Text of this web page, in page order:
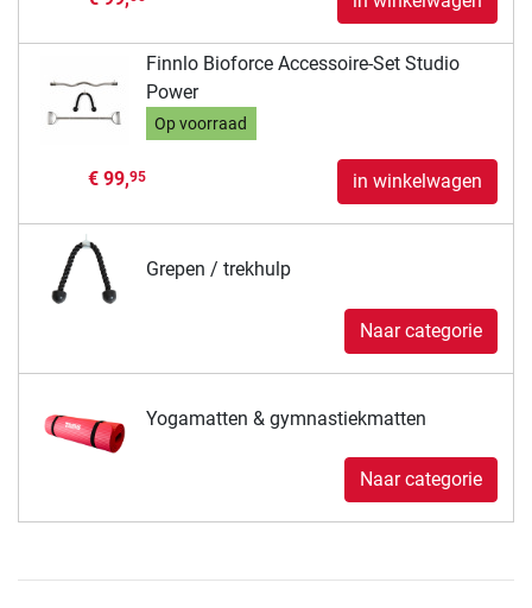
Finnlo Bioforce Accessoire-Set Studio
Power
Op voorraad
€ 99,95 in winkelwagen
Grepen / trekhulp
Naar categorie
Yogamatten & gymnastiekmatten
Naar categorie